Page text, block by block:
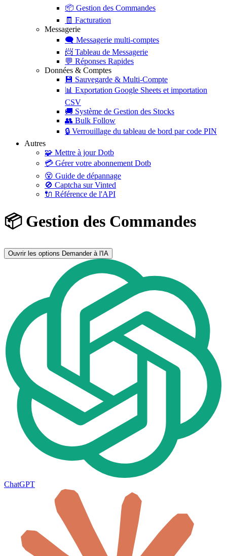
📦 Gestion des Commandes
🧾 Facturation
Messagerie
🗨️ Messagerie multi-comptes
📨 Tableau de Messagerie
💬 Réponses Rapides
Données & Comptes
💾 Sauvegarde & Multi-Compte
📊 Exportation Google Sheets et importation
CSV
🚚 Système de Gestion des Stocks
👥 Bulk Follow
🔒 Verrouillage du tableau de bord par code PIN
Autres
🧩 Mettre à jour Dotb
💳 Gérer votre abonnement Dotb
😵 Guide de dépannage
🚫 Captcha sur Vinted
🔌 Référence de l'API
📦 Gestion des Commandes
Ouvrir les options Demander à l'IA
ChatGPT